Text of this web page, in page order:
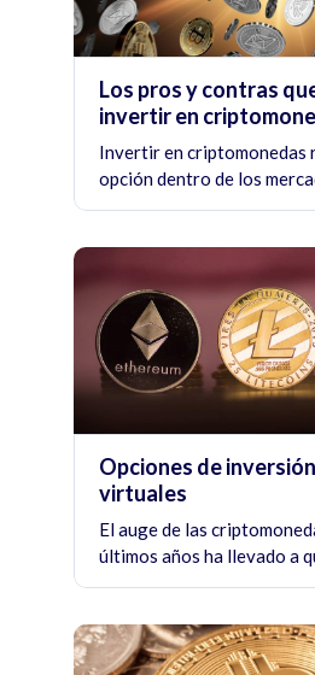
Los pros y contras
invertir en
Invertir en criptomonedas
opción dentro de los
Opciones de
virtuales
El auge de las
últimos años ha llevado a